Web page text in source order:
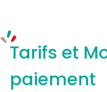
Tarifs et
paiement